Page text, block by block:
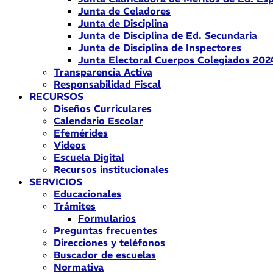
Junta de Celadores
Junta de Disciplina
Junta de Disciplina de Ed. Secundaria
Junta de Disciplina de Inspectores
Junta Electoral Cuerpos Colegiados
Transparencia Activa
Responsabilidad Fiscal
RECURSOS
Diseños Curriculares
Calendario Escolar
Efemérides
Videos
Escuela Digital
Recursos institucionales
SERVICIOS
Educacionales
Trámites
Formularios
Preguntas frecuentes
Direcciones y teléfonos
Buscador de escuelas
Normativa